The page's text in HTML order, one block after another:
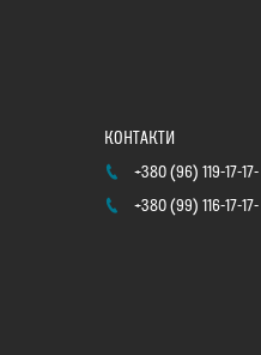
+380 (96) 119-17-17
+380 (99) 116-17-17